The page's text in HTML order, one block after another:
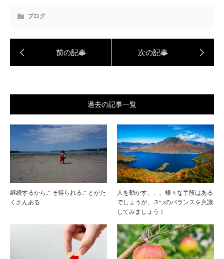
ブログ
過去の記事一覧
継続するからこそ得られることがた
くさんある
人を動かす、、、様々な手段はある
でしょうが、３つのバランスを意識
してみましょう！